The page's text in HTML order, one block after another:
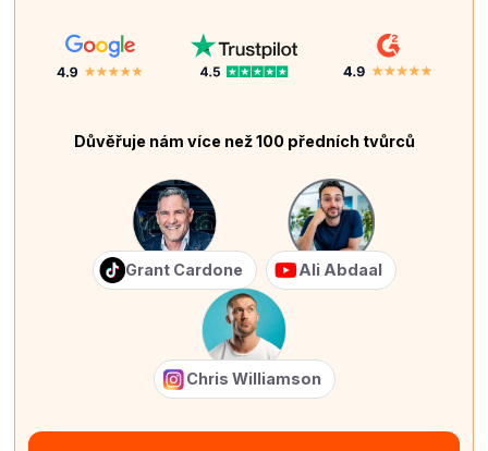
Důvěřuje nám více než 100 předních tvůrců
Grant Cardone Ali Abdaal
Chris Williamson